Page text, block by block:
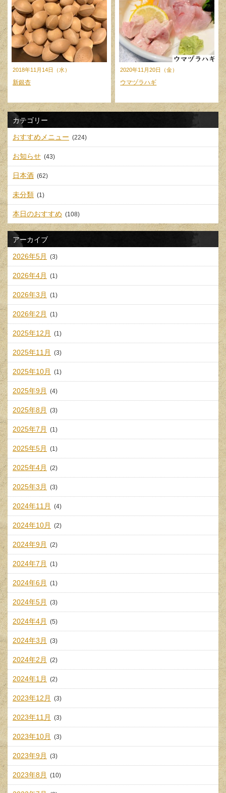
2018年11月14日（水）
新銀杏
2020年11月20日（金）
ウマヅラハギ
カテゴリー
おすすめメニュー (224)
お知らせ (43)
日本酒 (62)
未分類 (1)
本日のおすすめ (108)
アーカイブ
2026年5月 (3)
2026年4月 (1)
2026年3月 (1)
2026年2月 (1)
2025年12月 (1)
2025年11月 (3)
2025年10月 (1)
2025年9月 (4)
2025年8月 (3)
2025年7月 (1)
2025年5月 (1)
2025年4月 (2)
2025年3月 (3)
2024年11月 (4)
2024年10月 (2)
2024年9月 (2)
2024年7月 (1)
2024年6月 (1)
2024年5月 (3)
2024年4月 (5)
2024年3月 (3)
2024年2月 (2)
2024年1月 (2)
2023年12月 (3)
2023年11月 (3)
2023年10月 (3)
2023年9月 (3)
2023年8月 (10)